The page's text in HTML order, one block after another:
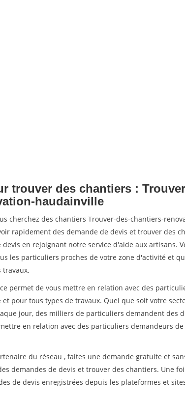
trouver des chantiers :
haudainville
cherchez des chantiers Trouver-des-chantiers-
rapidement des demande de devis et trouver des
en rejoignant notre service d'aide aux artisans.
les particuliers proches de votre zone d'activité et
travaux.
permet de vous mettre en relation avec des
et pour tous types de travaux. Quel que soit votre
jour, des milliers de particuliers demandent des
en relation avec des particuliers demandeurs
du réseau , faites une demande gratuite et
demandes de devis et trouver des chantiers. Une
de devis enregistrées depuis les plateformes et